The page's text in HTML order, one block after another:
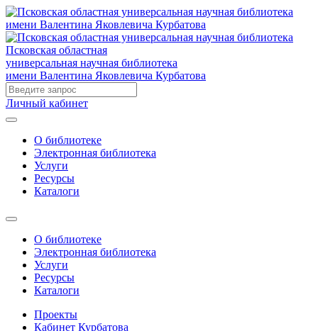
Псковская областная
универсальная научная библиотека
имени Валентина Яковлевича Курбатова
Личный кабинет
О библиотеке
Электронная библиотека
Услуги
Ресурсы
Каталоги
О библиотеке
Электронная библиотека
Услуги
Ресурсы
Каталоги
Проекты
Кабинет Курбатова